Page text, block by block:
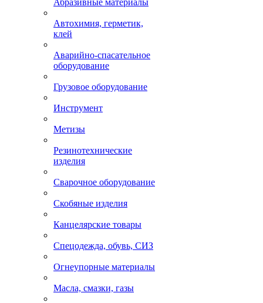
Абразивные материалы
Автохимия, герметик,
клей
Аварийно-спасательное
оборудование
Грузовое оборудование
Инструмент
Метизы
Резинотехнические
изделия
Сварочное оборудование
Скобяные изделия
Канцелярские товары
Спецодежда, обувь, СИЗ
Огнеупорные материалы
Масла, смазки, газы